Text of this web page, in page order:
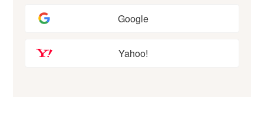
Google
Yahoo!